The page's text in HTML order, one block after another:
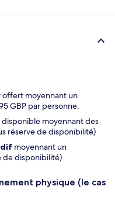
offert moyennant un
GBP par personne.
disponible moyennant des
réserve de disponibilité)
moyennant un
de disponibilité)
physique (le cas